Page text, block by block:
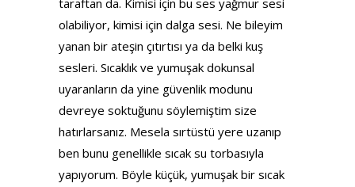
taraftan da. Kimisi için bu ses yağmur sesi
olabiliyor, kimisi için dalga sesi. Ne bileyim
yanan bir ateşin çıtırtısı ya da belki kuş
sesleri. Sıcaklık ve yumuşak dokunsal
uyaranların da yine güvenlik modunu
devreye soktuğunu söylemiştim size
hatırlarsanız. Mesela sırtüstü yere uzanıp
ben bunu genellikle sıcak su torbasıyla
yapıyorum. Böyle küçük, yumuşak bir sıcak